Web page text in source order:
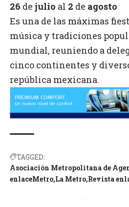
26 de julio al 2 de agosto
Es una de las máximas
música y tradiciones
mundial, reuniendo a
cinco continentes y
república mexicana.
TAGGED:
Asociación Metropolitana de
enlaceMetro La Metro Revista